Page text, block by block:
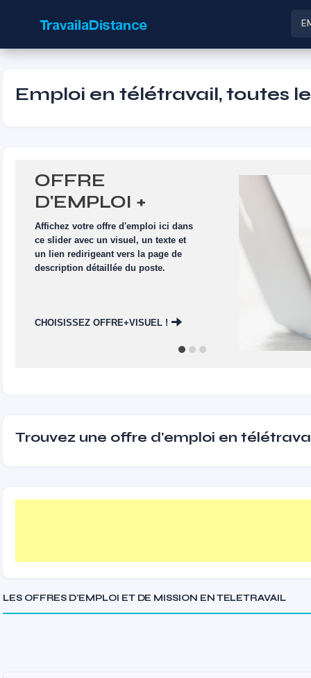
Emploi en télétravail, toutes
OFFRE
D'EMPLOI +
VISUEL
Affichez votre offre d'emploi ici dans
ce slider avec un visuel, un texte et
un lien redirigeant vers la page de
description détaillée du poste.
CHOISISSEZ OFFRE+VISUEL !
Trouvez une offre d'emploi en
LES OFFRES D'EMPLOI ET DE MISSION EN TELETRAVAIL